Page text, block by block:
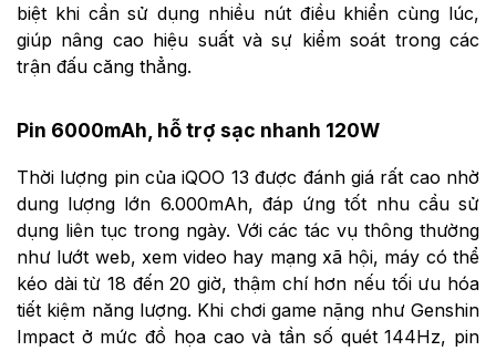
biệt khi cần sử dụng nhiều nút điều khiển cùng lúc,
giúp nâng cao hiệu suất và sự kiểm soát trong các
trận đấu căng thẳng.
Pin 6000mAh, hỗ trợ sạc nhanh 120W
Thời lượng pin của iQOO 13 được đánh giá rất cao nhờ
dung lượng lớn 6.000mAh, đáp ứng tốt nhu cầu sử
dụng liên tục trong ngày. Với các tác vụ thông thường
như lướt web, xem video hay mạng xã hội, máy có thể
kéo dài từ 18 đến 20 giờ, thậm chí hơn nếu tối ưu hóa
tiết kiệm năng lượng. Khi chơi game nặng như Genshin
Impact ở mức đồ họa cao và tần số quét 144Hz, pin